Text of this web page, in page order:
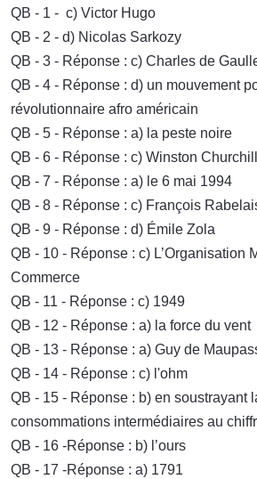
QB - 1 - c) Victor Hugo
QB - 2 - d) Nicolas Sarkozy
QB - 3 - Réponse : c) Charles de
QB - 4 - Réponse : d) un mouvement
révolutionnaire afro américain
QB - 5 - Réponse : a) la peste noire
QB - 6 - Réponse : c) Winston Churchill
QB - 7 - Réponse : a) le 6 mai 1994
QB - 8 - Réponse : c) François
QB - 9 - Réponse : d) Émile Zola
QB - 10 - Réponse : c) L’Organisation
Commerce
QB - 11 - Réponse : c) 1949
QB - 12 - Réponse : a) la force du vent
QB - 13 - Réponse : a) Guy de
QB - 14 - Réponse : c) l'ohm
QB - 15 - Réponse : b) en soustrayant
consommations intermédiaires au
QB - 16 -Réponse : b) l’ours
QB - 17 -Réponse : a) 1791